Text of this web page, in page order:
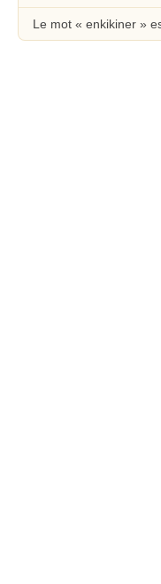
Le mot « enkikiner »